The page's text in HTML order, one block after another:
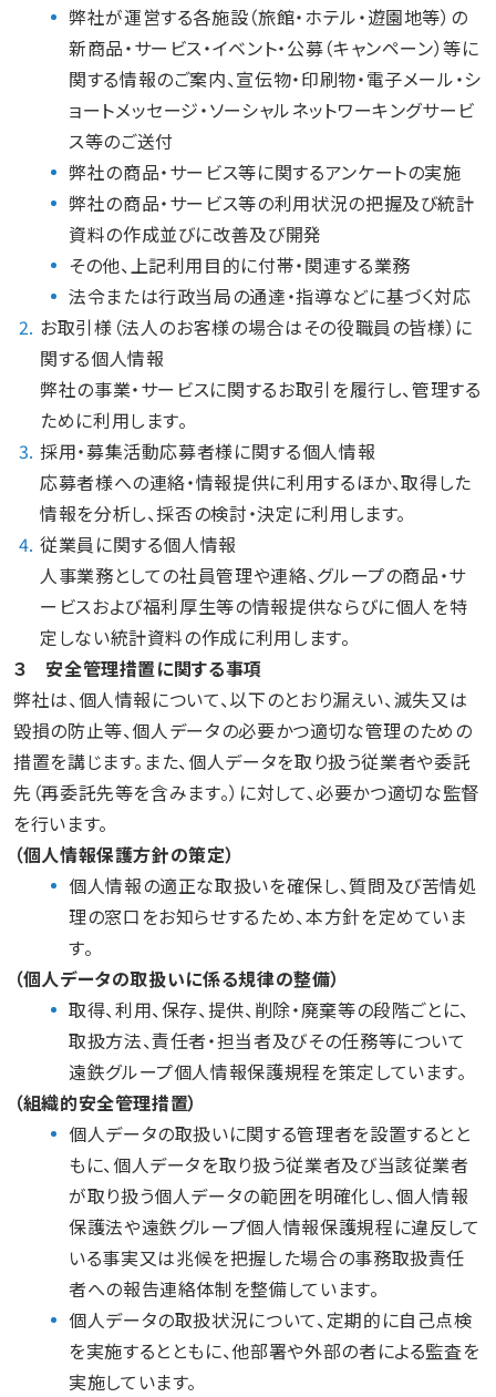
弊社が運営する各施設（旅館・ホテル・遊園地等）の
新商品・サービス・イベント・公募（キャンペーン）等に
関する情報のご案内、宣伝物・印刷物・電子メール・シ
ョートメッセージ・ソーシャルネットワーキングサービ
ス等のご送付
弊社の商品・サービス等に関するアンケートの実施
弊社の商品・サービス等の利用状況の把握及び統計
資料の作成並びに改善及び開発
その他、上記利用目的に付帯・関連する業務
法令または行政当局の通達・指導などに基づく対応
2. お取引様（法人のお客様の場合はその役職員の皆様）に
関する個人情報
弊社の事業・サービスに関するお取引を履行し、管理する
ために利用します。
3. 採用・募集活動応募者様に関する個人情報
応募者様への連絡・情報提供に利用するほか、取得した
情報を分析し、採否の検討・決定に利用します。
4. 従業員に関する個人情報
人事業務としての社員管理や連絡、グループの商品・サ
ービスおよび福利厚生等の情報提供ならびに個人を特
定しない統計資料の作成に利用します。
３ 安全管理措置に関する事項
弊社は、個人情報について、以下のとおり漏えい、滅失又は
毀損の防止等、個人データの必要かつ適切な管理のための
措置を講じます。また、個人データを取り扱う従業者や委託
先（再委託先等を含みます。）に対して、必要かつ適切な監督
を行います。
（個人情報保護方針の策定）
個人情報の適正な取扱いを確保し、質問及び苦情処
理の窓口をお知らせするため、本方針を定めていま
す。
（個人データの取扱いに係る規律の整備）
取得、利用、保存、提供、削除・廃棄等の段階ごとに、
取扱方法、責任者・担当者及びその任務等について
遠鉄グループ個人情報保護規程を策定しています。
（組織的安全管理措置）
個人データの取扱いに関する管理者を設置するとと
もに、個人データを取り扱う従業者及び当該従業者
が取り扱う個人データの範囲を明確化し、個人情報
保護法や遠鉄グループ個人情報保護規程に違反して
いる事実又は兆候を把握した場合の事務取扱責任
者への報告連絡体制を整備しています。
個人データの取扱状況について、定期的に自己点検
を実施するとともに、他部署や外部の者による監査を
実施しています。